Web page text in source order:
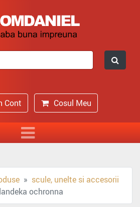
Cont Cosul Meu
scule, unelte si accesorii
ochronna